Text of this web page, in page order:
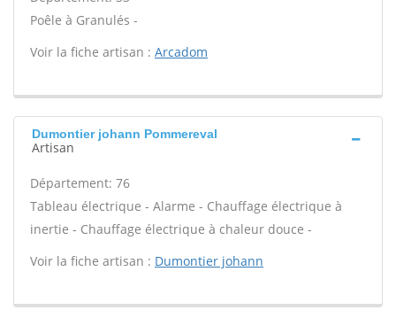
Poêle à Granulés -
Voir la fiche artisan : Arcadom
Dumontier johann Pommereval
Artisan
Département: 76
Tableau électrique - Alarme - Chauffage électrique à
inertie - Chauffage électrique à chaleur douce -
Voir la fiche artisan : Dumontier johann